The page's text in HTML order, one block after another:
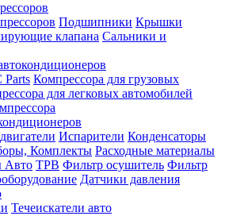
Подшипники Крышки
клапана Сальники и
Компрессора для грузовых
для легковых автомобилей
Испарители Конденсаторы
Комплекты Расходные материалы
Авто ТРВ Фильтр осушитель Фильтр
Датчики давления
Течеискатели авто